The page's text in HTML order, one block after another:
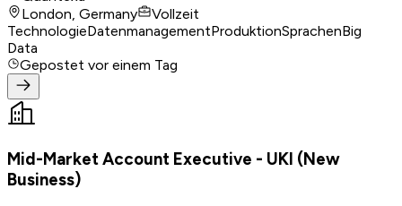
London, Germany
Vollzeit
TechnologieDatenmanagementProduktionSprachenBig
Data
Gepostet vor einem Tag
Mid-Market Account Executive - UKI (New
Business)